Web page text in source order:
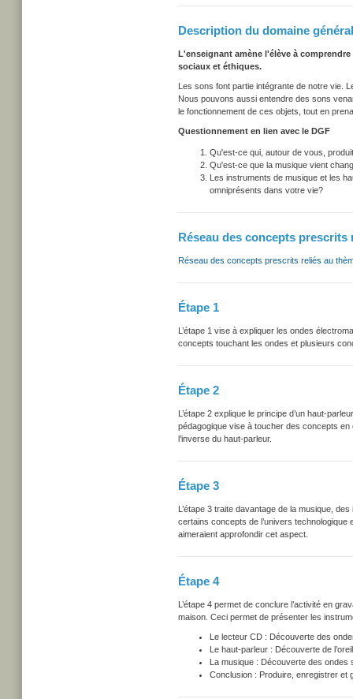
Description du domaine
L'enseignant amène l'élève à
sociaux et éthiques.
Les sons font partie intégrante de notre vie.
Nous pouvons aussi entendre des sons
le fonctionnement de ces objets, tout en
Questionnement en lien avec le DGF
Qu'est-ce qui, autour de vous,
Qu'est-ce que la musique vient
Les instruments de musique et les
omniprésents dans votre vie?
Réseau des concepts prescrits
Réseau des concepts prescrits reliés au
Étape 1
L’étape 1 vise à expliquer les ondes
concepts touchant les ondes et plusieurs
Étape 2
L’étape 2 explique le principe d’un haut-
pédagogique vise à toucher des concepts en
l’inverse du haut-parleur.
Étape 3
L’étape 3 traite davantage de la musique,
certains concepts de l’univers
aimeraient approfondir cet aspect.
Étape 4
L’étape 4 permet de conclure l’activité en
maison. Ceci permet de présenter les
Le lecteur CD : Découverte des
Le haut-parleur : Découverte de
La musique : Découverte des ondes
Conclusion : Produire, enregistrer et